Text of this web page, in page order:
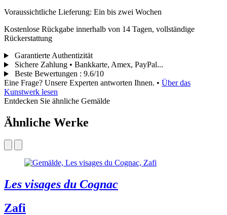
Voraussichtliche Lieferung: Ein bis zwei Wochen
Kostenlose Rückgabe innerhalb von 14 Tagen, vollständige
Rückerstattung
Garantierte Authentizität
Sichere Zahlung • Bankkarte, Amex, PayPal...
Beste Bewertungen : 9.6/10
Eine Frage? Unsere Experten antworten Ihnen. • Über das
Kunstwerk lesen
Entdecken Sie ähnliche Gemälde
Ähnliche Werke
Les visages du Cognac
Zafi